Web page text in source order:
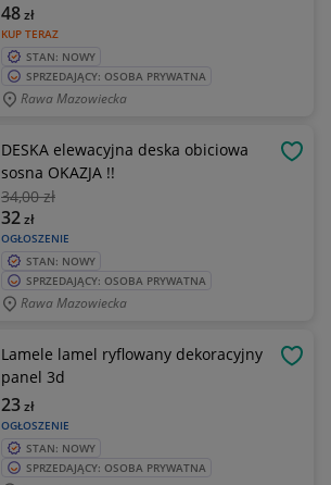
KUP TERAZ
48zł
STAN: NOWY
SPRZEDAJĄCY: OSOBA PRYWATNA
Rawa Mazowiecka
DESKA elewacyjna deska obiciowa
sosna OKAZJA !!
34,00 zł
OGŁOSZENIE
32zł
STAN: NOWY
SPRZEDAJĄCY: OSOBA PRYWATNA
Rawa Mazowiecka
Lamele lamel ryflowany dekoracyjny
panel 3d
OGŁOSZENIE
23zł
STAN: NOWY
SPRZEDAJĄCY: OSOBA PRYWATNA